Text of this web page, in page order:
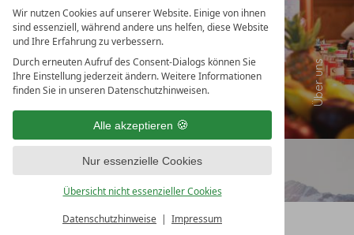
Wir nutzen Cookies auf unserer Website. Einige von ihnen
sind essenziell, während andere uns helfen, diese Website
und Ihre Erfahrung zu verbessern.
Durch erneuten Aufruf des Consent-Dialogs können Sie
Ihre Einstellung jederzeit ändern. Weitere Informationen
finden Sie in unseren Datenschutzhinweisen.
Alle akzeptieren
Nur essenzielle Cookies
Übersicht nicht essenzieller Cookies
Datenschutzhinweise Impressum
BERGAKTIV & MONTAFON